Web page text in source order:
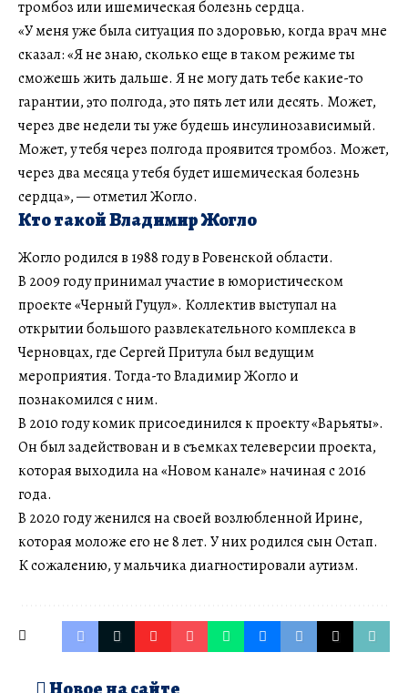
тромбоз или ишемическая болезнь сердца.
«У меня уже была ситуация по здоровью, когда врач мне
сказал: «Я не знаю, сколько еще в таком режиме ты
сможешь жить дальше. Я не могу дать тебе какие-то
гарантии, это полгода, это пять лет или десять. Может,
через две недели ты уже будешь инсулинозависимый.
Может, у тебя через полгода проявится тромбоз. Может,
через два месяца у тебя будет ишемическая болезнь
сердца», — отметил Жогло.
Кто такой Владимир Жогло
Жогло родился в 1988 году в Ровенской области.
В 2009 году принимал участие в юмористическом
проекте «Черный Гуцул». Коллектив выступал на
открытии большого развлекательного комплекса в
Черновцах, где Сергей Притула был ведущим
мероприятия. Тогда-то Владимир Жогло и
познакомился с ним.
В 2010 году комик присоединился к проекту «Варьяты».
Он был задействован и в съемках телеверсии проекта,
которая выходила на «Новом канале» начиная с 2016
года.
В 2020 году женился на своей возлюбленной Ирине,
которая моложе его не 8 лет. У них родился сын Остап.
К сожалению, у мальчика диагностировали аутизм.